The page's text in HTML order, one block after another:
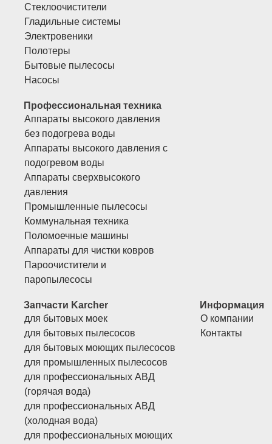
Стеклоочистители
Гладильные системы
Электровеники
Полотеры
Бытовые пылесосы
Насосы
Профессиональная техника
Аппараты высокого давления
без подогрева воды
Аппараты высокого давления с
подогревом воды
Аппараты сверхвысокого
давления
Промышленные пылесосы
Коммунальная техника
Поломоечные машины
Аппараты для чистки ковров
Пароочистители и
паропылесосы
Запчасти Karcher
для бытовых моек
для бытовых пылесосов
для бытовых моющих пылесосов
для промышленных пылесосов
для профессиональных АВД
(горячая вода)
для профессиональных АВД
(холодная вода)
для профессиональных моющих
Информация
О компании
Контакты